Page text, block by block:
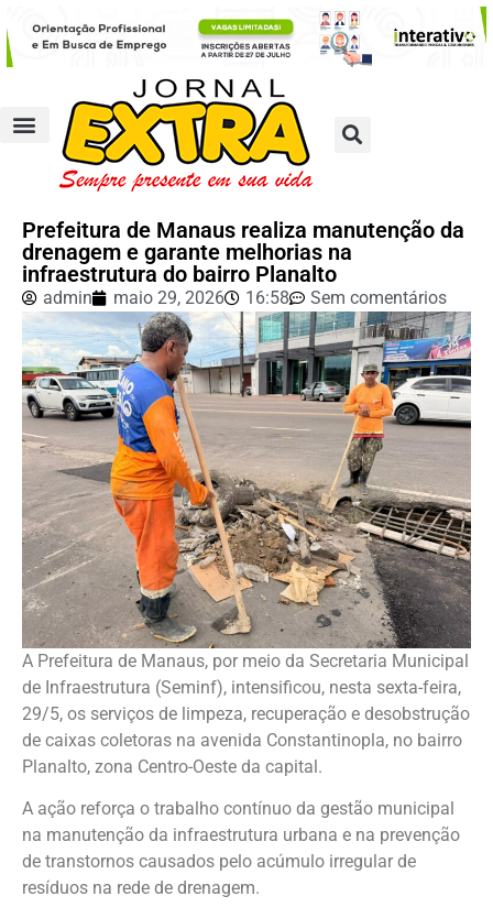
Prefeitura de Manaus realiza manutenção da
drenagem e garante melhorias na
infraestrutura do bairro Planalto
admin maio 29, 2026 16:58 Sem comentários
A Prefeitura de Manaus, por meio da Secretaria Municipal
de Infraestrutura (Seminf), intensificou, nesta sexta-feira,
29/5, os serviços de limpeza, recuperação e desobstrução
de caixas coletoras na avenida Constantinopla, no bairro
Planalto, zona Centro-Oeste da capital.
A ação reforça o trabalho contínuo da gestão municipal
na manutenção da infraestrutura urbana e na prevenção
de transtornos causados pelo acúmulo irregular de
resíduos na rede de drenagem.